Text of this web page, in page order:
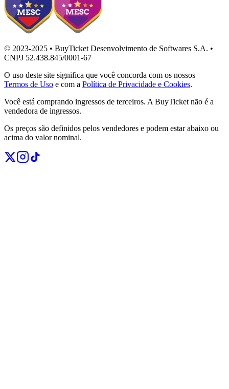
© 2023-2025 • BuyTicket Desenvolvimento de Softwares S.A. •
CNPJ 52.438.845/0001-67
O uso deste site significa que você concorda com os nossos
Termos de Uso e com a Política de Privacidade e Cookies.
Você está comprando ingressos de terceiros. A BuyTicket não é a
vendedora de ingressos.
Os preços são definidos pelos vendedores e podem estar abaixo ou
acima do valor nominal.